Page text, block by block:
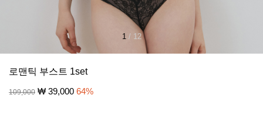
1/ 12
로맨틱 부스트 1set
109,000 ₩ 39,000 64%